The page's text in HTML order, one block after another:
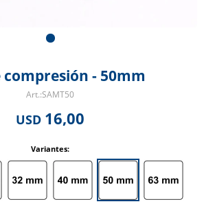
compresión - 50mm
SAMT50
USD 16,00
Variantes: